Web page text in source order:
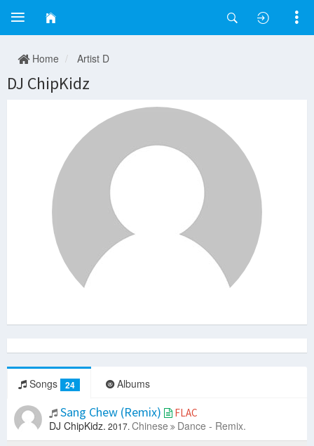
Home Artist D
DJ ChipKidz
Songs 24 Albums
Sang Chew (Remix) FLAC
DJ ChipKidz. 2017. Chinese Dance - Remix.